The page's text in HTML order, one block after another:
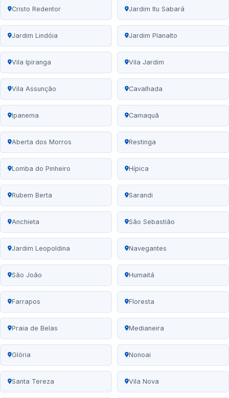
Cristo Redentor Jardim Itu Sabará
Jardim Lindóia Jardim Planalto
Vila Ipiranga Vila Jardim
Vila Assunção Cavalhada
Ipanema Camaquã
Aberta dos Morros Restinga
Lomba do Pinheiro Hípica
Rubem Berta Sarandi
Anchieta São Sebastião
Jardim Leopoldina Navegantes
São João Humaitá
Farrapos Floresta
Praia de Belas Medianeira
Glória Nonoai
Santa Tereza Vila Nova